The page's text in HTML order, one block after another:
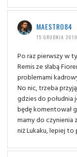
MAESTRO84
15 GRUDNIA
Po raz pierwszy w
Remis ze słabą
problemami
No nic, trzeba
gdzies do południa
będę komentował
mamy do czynienia
niż Lukaku, lepiej to